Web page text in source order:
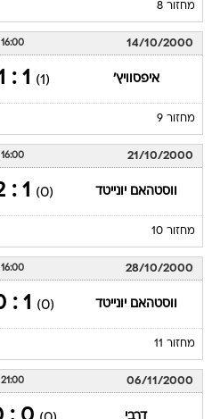
מחזור 8
14/10/2000
16:00
איפסוויץ' (1)
1 : 1
מחזור 9
21/10/2000
16:00
ווסטהאם יונייטד (0)
1 : 2
מחזור 10
28/10/2000
16:00
ווסטהאם יונייטד (0)
1 : 0
מחזור 11
06/11/2000
21:00
דרבי